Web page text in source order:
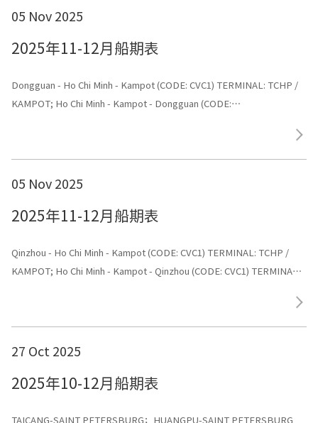
05 Nov 2025
2025年11-12月船期表
Dongguan - Ho Chi Minh - Kampot (CODE: CVC1) TERMINAL: TCHP /
KAMPOT; Ho Chi Minh - Kampot - Dongguan (CODE:
05 Nov 2025
2025年11-12月船期表
Qinzhou - Ho Chi Minh - Kampot (CODE: CVC1) TERMINAL: TCHP /
KAMPOT; Ho Chi Minh - Kampot - Qinzhou (CODE: CVC1) TERMINAL:
27 Oct 2025
2025年10-12月船期表
TAICANG-SAINT PETERSBURG；HUANGPU-SAINT PETERSBURG